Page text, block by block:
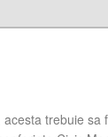
trebuie sa